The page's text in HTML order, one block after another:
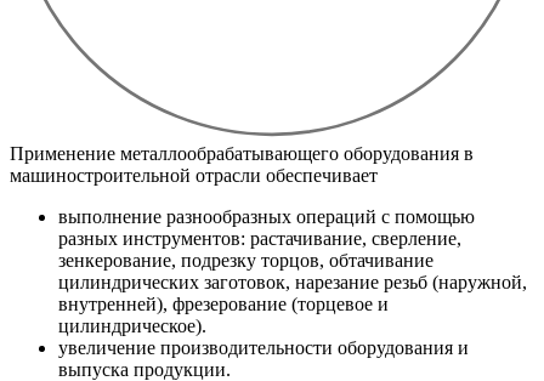
Применение металлообрабатывающего оборудования в
машиностроительной отрасли обеспечивает
выполнение разнообразных операций с помощью
разных инструментов: растачивание, сверление,
зенкерование, подрезку торцов, обтачивание
цилиндрических заготовок, нарезание резьб (наружной,
внутренней), фрезерование (торцевое и
цилиндрическое).
увеличение производительности оборудования и
выпуска продукции.